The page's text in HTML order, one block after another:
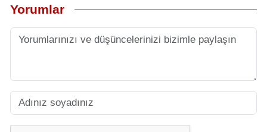
Yorumlar